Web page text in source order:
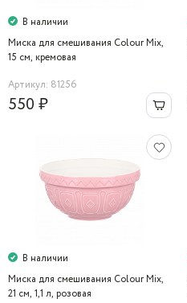
В наличии
Миска для смешивания Colour Mix,
15 см, кремовая
Артикул: 81256
550 ₽
В наличии
Миска для смешивания Colour Mix,
21 см, 1,1 л, розовая